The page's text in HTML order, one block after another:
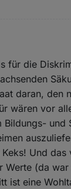
für die
daran, den
wären vor
und
Und
Werte (da
ist eine